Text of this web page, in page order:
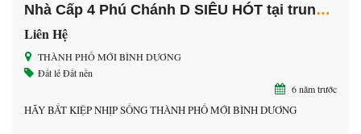
Nhà Cấp 4 Phú Chánh D SIÊU HÓT tại trung tâm TP
Liên Hệ
THÀNH PHỐ MỚI BÌNH DƯƠNG
Đất lẻĐất nền
6 năm trước
HÃY BẮT KIỆP NHỊP SỐNG THÀNH PHỐ MỚI BÌNH DƯƠNG